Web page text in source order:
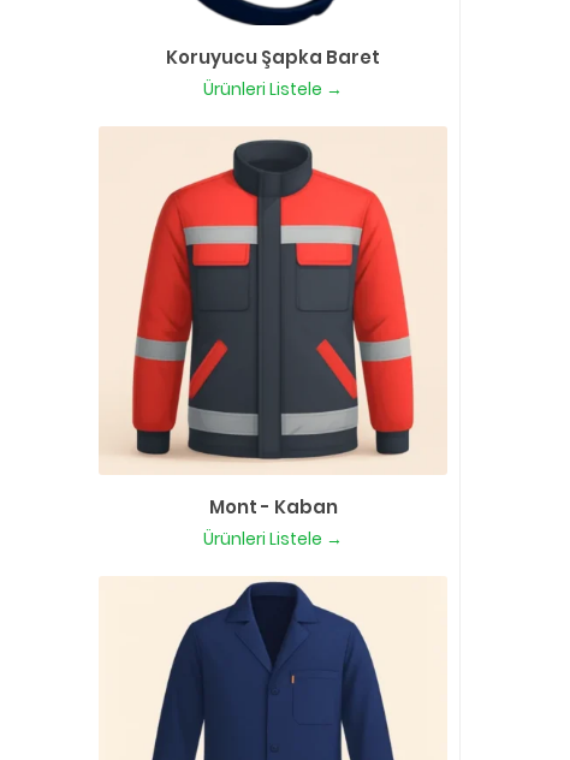
Koruyucu Şapka Baret
Ürünleri Listele →
Mont - Kaban
Ürünleri Listele →